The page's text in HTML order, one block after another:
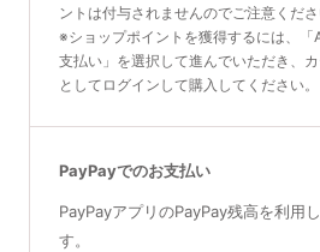
ントは付与されませんのでご注意くださ
※ショップポイントを獲得するには、
支払い」を選択して進んでいただき、
としてログインして購入してください。
PayPayでのお支払い
PayPayアプリのPayPay残高を利用
す。